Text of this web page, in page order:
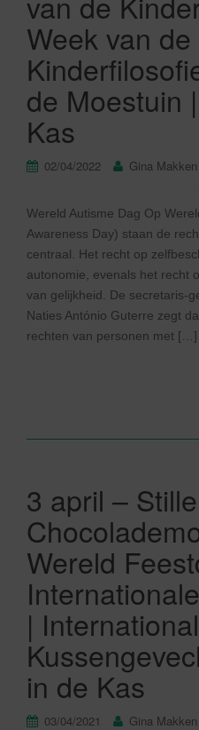
Week van de
de Moestuin
Kas
02/04/2022 Gina Makken
Wereld Autisme Dag Op
Awareness Day) staan de
centraal. Het recht op
autonomie, evenals het recht
van gelijkheid. De secretaris-
Naties António Guterre zegt
rechten van personen met […]
3 april –
Wereld
|
in de Kas
03/04/2021 Gina Makken